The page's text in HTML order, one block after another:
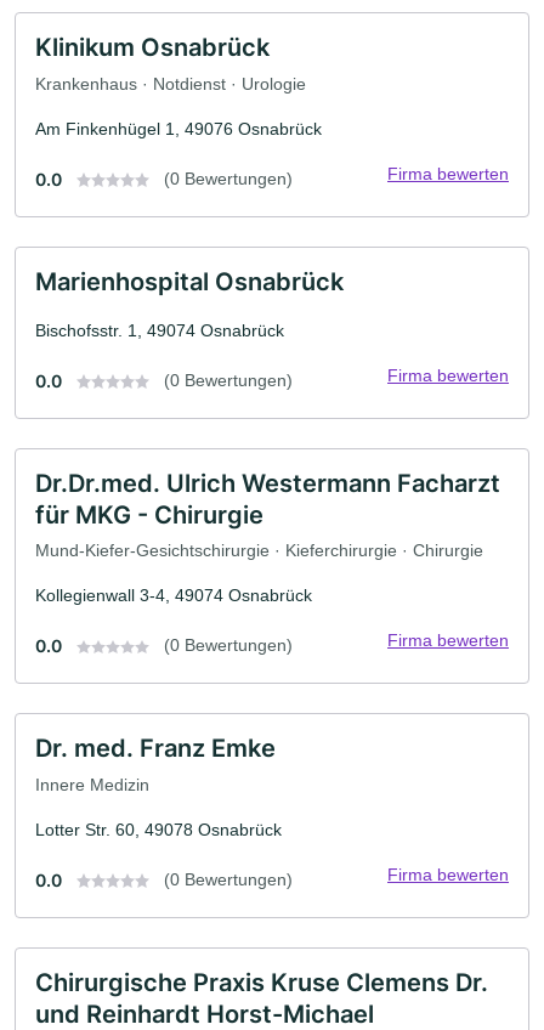
Klinikum Osnabrück
Krankenhaus · Notdienst · Urologie
Am Finkenhügel 1, 49076 Osnabrück
0.0 (0 Bewertungen) Firma bewerten
Marienhospital Osnabrück
Bischofsstr. 1, 49074 Osnabrück
0.0 (0 Bewertungen) Firma bewerten
Dr.Dr.med. Ulrich Westermann Facharzt
für MKG - Chirurgie
Mund-Kiefer-Gesichtschirurgie · Kieferchirurgie · Chirurgie
Kollegienwall 3-4, 49074 Osnabrück
0.0 (0 Bewertungen) Firma bewerten
Dr. med. Franz Emke
Innere Medizin
Lotter Str. 60, 49078 Osnabrück
0.0 (0 Bewertungen) Firma bewerten
Chirurgische Praxis Kruse Clemens Dr.
und Reinhardt Horst-Michael